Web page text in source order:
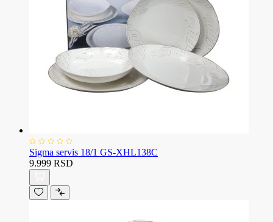
Sigma servis 18/1 GS-XHL138C
9.999 RSD